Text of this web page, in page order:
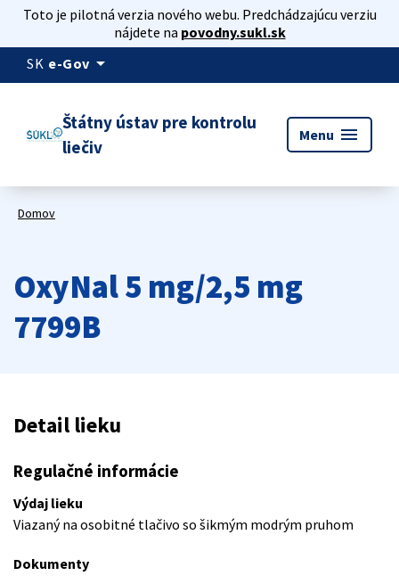
Toto je pilotná verzia nového webu. Predchádzajúcu verziu
nájdete na povodny.sukl.sk
SK e-Gov arrow_drop_down
Štátny ústav pre kontrolu
liečiv
Menu menu
Domov
OxyNal 5 mg/2,5 mg
7799B
Detail lieku
Regulačné informácie
Výdaj lieku
Viazaný na osobitné tlačivo so šikmým modrým pruhom
Dokumenty